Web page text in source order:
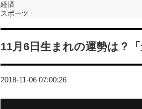
経済
スポーツ
11月6日生まれの運勢は？
2018-11-06 07:00:26